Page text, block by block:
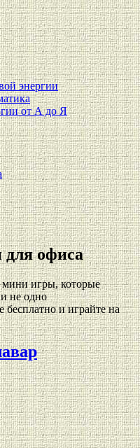
энергии
от А до Я
офиса
игры, которые
не одно
бесплатно и играйте на